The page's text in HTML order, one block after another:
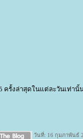
ครั้งล่าสุดในแต่ละวันเท่านั้
วันที่: 16 กุมภาพันธ์